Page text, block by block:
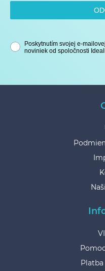
Poskytnutím svojej e-
noviniek od spoločnosti